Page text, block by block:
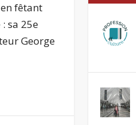
fêtant
sa 25e
George